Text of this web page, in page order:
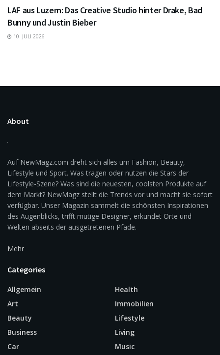
LAF aus Luzern: Das Creative Studio hinter Drake, Bad
Bunny und Justin Bieber
10. JULI 2026
About
Auf NewMagz.com dreht sich alles um Fashion, Beauty,
Lifestyle und Sport. Was tragen oder nutzen die Stars der
Lifestyle-Szene? Was sind die neuesten, coolsten Produkte auf
dem Markt? NewMagz stellt die Trends vor und macht sie sofort
verfügbar. Unser Magazin sammelt die schönsten Inspirationen
des Augenblicks, trifft mutige Designer, erkundet Orte und
Welten abseits der ausgetretenen Pfade.
Mehr
Categories
Allgemein
Art
Beauty
Business
Car
Health
Immobilien
Lifestyle
Living
Music